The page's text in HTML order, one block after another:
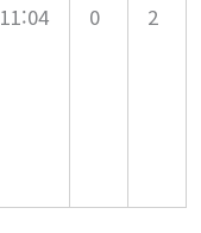
11:04 0 2